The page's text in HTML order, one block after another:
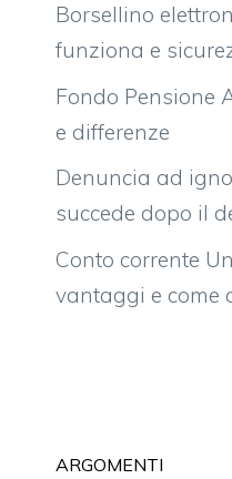
Borsellino
funziona e
Fondo Pensione
e differenze
Denuncia ad
succede dopo il
Conto corrente
vantaggi e come
ARGOMENTI